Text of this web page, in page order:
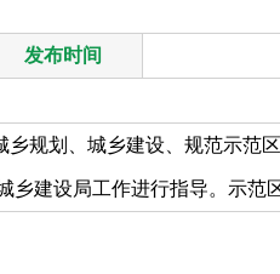
发布时间
规划、城乡建设、规范示范
建设局工作进行指导。示范